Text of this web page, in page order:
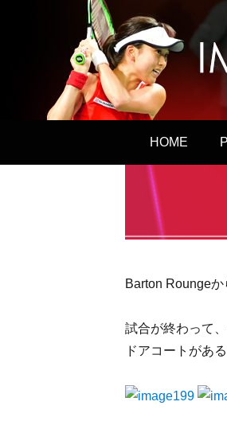
HOME
Barton Roungeか
試合が終わって
ドアコートがあ